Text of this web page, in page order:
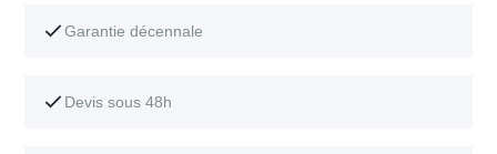
Garantie décennale
Devis sous 48h